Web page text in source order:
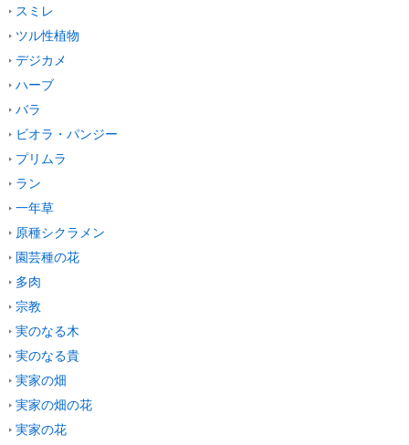
スミレ
ツル性植物
デジカメ
ハーブ
バラ
ビオラ・パンジー
プリムラ
ラン
一年草
原種シクラメン
園芸種の花
多肉
宗教
実のなる木
実のなる貴
実家の畑
実家の畑の花
実家の花